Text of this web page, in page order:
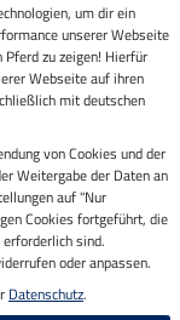
Vorkasse
um 07:13
um dir ein
unserer Webseite
zu zeigen! Hierfür
Webseite auf ihren
mit deutschen
von Cookies und der
Weitergabe der Daten an
auf "Nur
Cookies fortgeführt, die
sind.
oder anpassen.
Datenschutz.